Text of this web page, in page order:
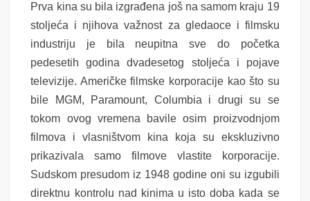
Prva kina su bila izgrađena još na samom kraju 19
stoljeća i njihova važnost za gledaoce i filmsku
industriju je bila neupitna sve do početka
pedesetih godina dvadesetog stoljeća i pojave
televizije. Američke filmske korporacije kao što su
bile MGM, Paramount, Columbia i drugi su se
tokom ovog vremena bavile osim proizvodnjom
filmova i vlasništvom kina koja su ekskluzivno
prikazivala samo filmove vlastite korporacije.
Sudskom presudom iz 1948 godine oni su izgubili
direktnu kontrolu nad kinima u isto doba kada se